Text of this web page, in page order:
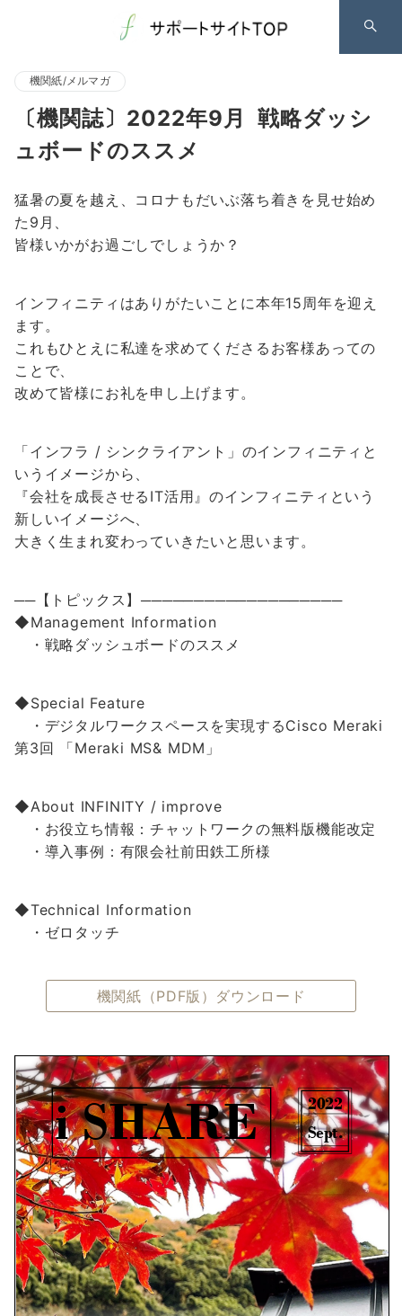
機関紙/メルマガ
〔機関誌〕2022年9月 戦略ダッシ
ュボードのススメ
猛暑の夏を越え、コロナもだいぶ落ち着きを見せ始め
た9月、
皆様いかがお過ごしでしょうか？
インフィニティはありがたいことに本年15周年を迎え
ます。
これもひとえに私達を求めてくださるお客様あっての
ことで、
改めて皆様にお礼を申し上げます。
「インフラ / シンクライアント」のインフィニティと
いうイメージから、
『会社を成長させるIT活用』のインフィニティという
新しいイメージへ、
大きく生まれ変わっていきたいと思います。
──【トピックス】───────────────────
◆Management Information
・戦略ダッシュボードのススメ
◆Special Feature
・デジタルワークスペースを実現するCisco Meraki
第3回 「Meraki MS& MDM」
◆About INFINITY / improve
・お役立ち情報：チャットワークの無料版機能改定
・導入事例：有限会社前田鉄工所様
◆Technical Information
・ゼロタッチ
機関紙（PDF版）ダウンロード